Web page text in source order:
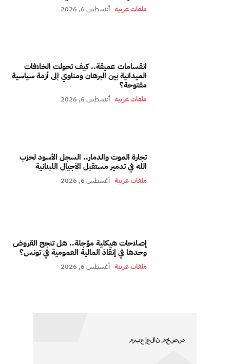
ملفات عربية أغسطس 6, 2026
انقسامات عميقة.. كيف تحولت الخلافات
الميدانية بين البرهان ومناوي إلى أزمة سياسية
مفتوحة؟
ملفات عربية أغسطس 6, 2026
تجارة الموت والدمار.. السجل الأسود لحزب
الله في تدمير مستقبل الأجيال اللبنانية
ملفات عربية أغسطس 6, 2026
إصلاحات هيكلية مؤجلة.. هل تنجح القروض
وحدها في إنقاذ المالية العمومية في تونس؟
ملفات عربية أغسطس 6, 2026